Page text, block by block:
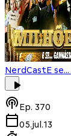
NerdCastE
Ep. 370
05.jul.13